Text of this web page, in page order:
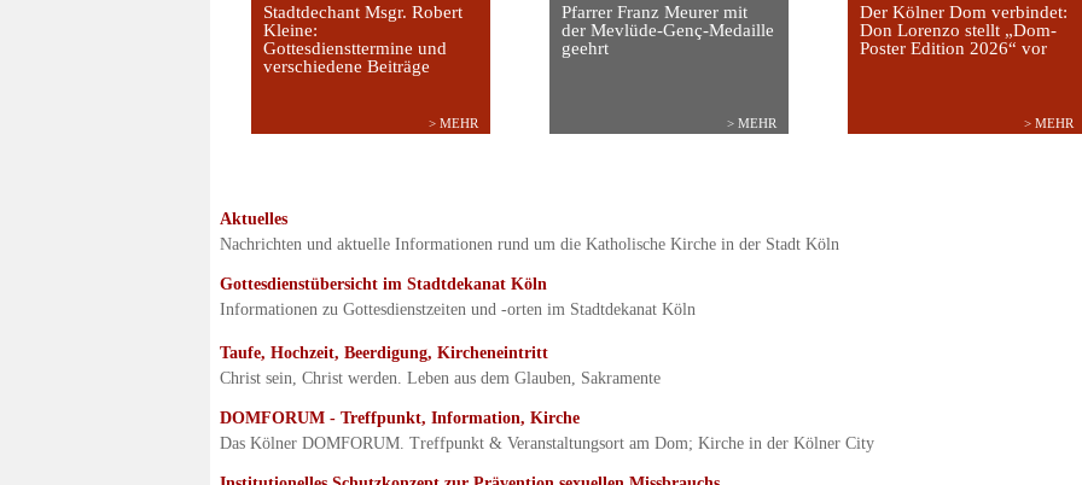
Stadtdechant Msgr. Robert
Kleine:
Gottesdiensttermine und
verschiedene Beiträge
> MEHR
Pfarrer Franz Meurer mit
der Mevlüde-Genç-Medaille
geehrt
> MEHR
Der Kölner Dom verbindet:
Don Lorenzo stellt „Dom-
Poster Edition 2026“ vor
> MEHR
Aktuelles
Nachrichten und aktuelle Informationen rund um die Katholische Kirche in der Stadt Köln
Gottesdienstübersicht im Stadtdekanat Köln
Informationen zu Gottesdienstzeiten und -orten im Stadtdekanat Köln
Taufe, Hochzeit, Beerdigung, Kircheneintritt
Christ sein, Christ werden. Leben aus dem Glauben, Sakramente
DOMFORUM - Treffpunkt, Information, Kirche
Das Kölner DOMFORUM. Treffpunkt & Veranstaltungsort am Dom; Kirche in der Kölner City